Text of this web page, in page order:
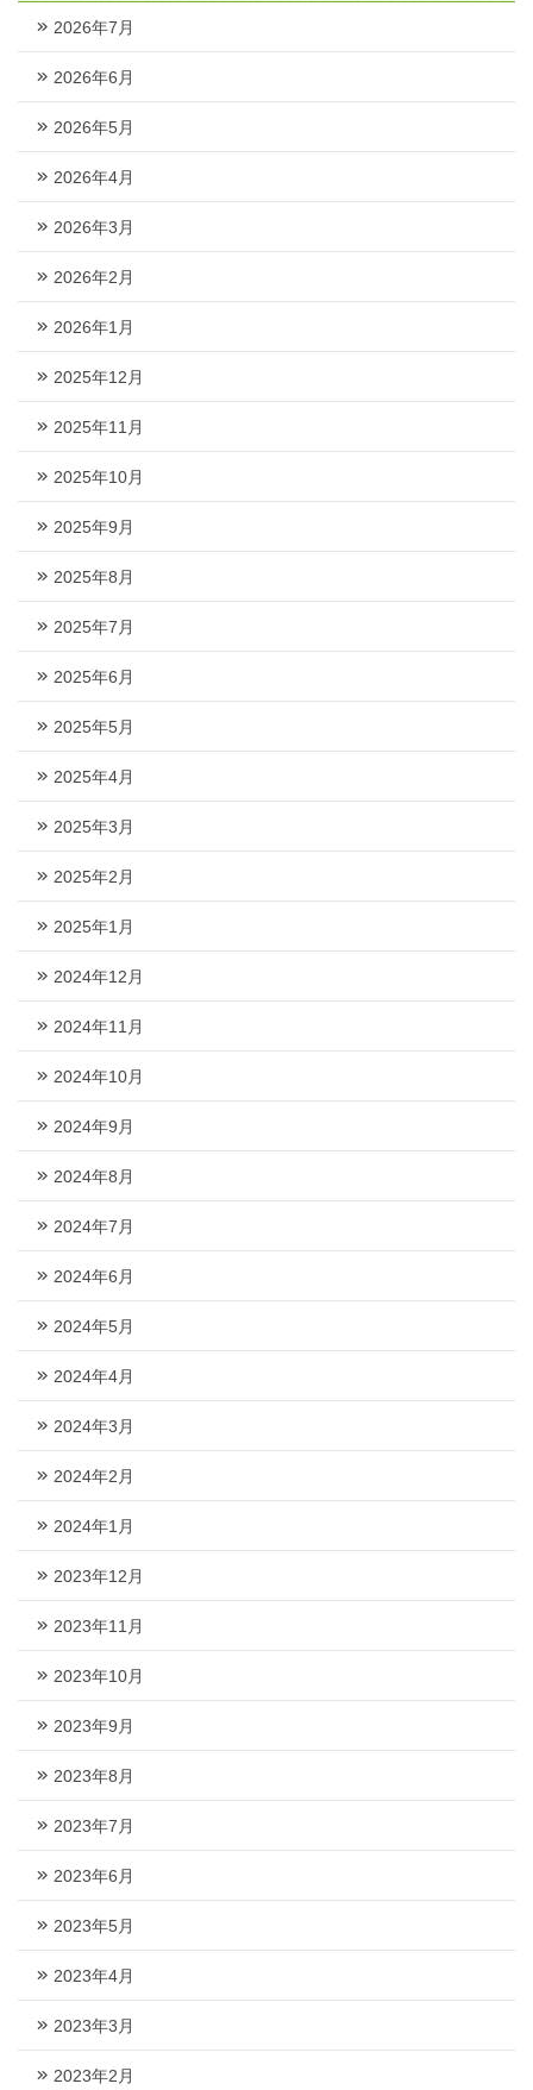
2026年7月
2026年6月
2026年5月
2026年4月
2026年3月
2026年2月
2026年1月
2025年12月
2025年11月
2025年10月
2025年9月
2025年8月
2025年7月
2025年6月
2025年5月
2025年4月
2025年3月
2025年2月
2025年1月
2024年12月
2024年11月
2024年10月
2024年9月
2024年8月
2024年7月
2024年6月
2024年5月
2024年4月
2024年3月
2024年2月
2024年1月
2023年12月
2023年11月
2023年10月
2023年9月
2023年8月
2023年7月
2023年6月
2023年5月
2023年4月
2023年3月
2023年2月